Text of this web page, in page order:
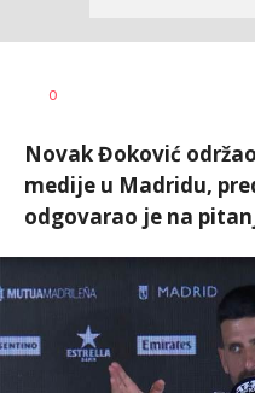
AUTOR
0
Novak Đoković
medije u Madridu,
odgovarao je na